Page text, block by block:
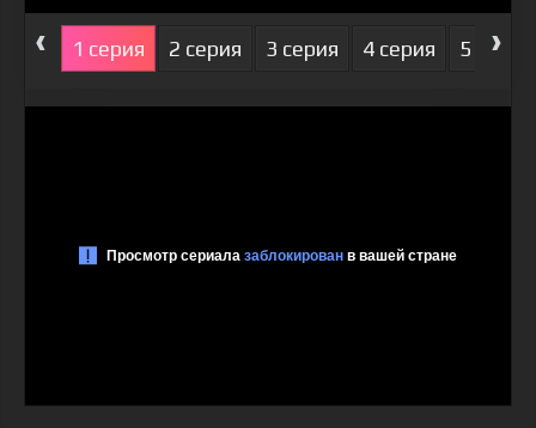
‹ 1 серия 2 серия 3 серия 4 серия 5 серия
›